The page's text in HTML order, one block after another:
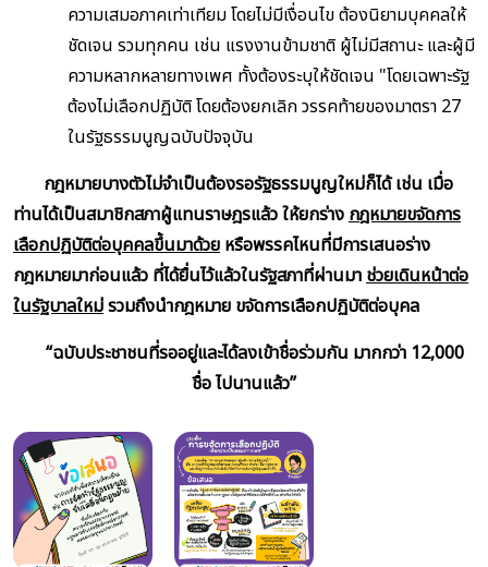
ความเสมอภาคเท่าเทียม โดยไม่มีเงื่อนไข ต้องนิยามบุคคลให้
ชัดเจน รวมทุกคน เช่น แรงงานข้ามชาติ ผู้ไม่มีสถานะ และผู้มี
ความหลากหลายทางเพศ ทั้งต้องระบุให้ชัดเจน "โดยเฉพาะรัฐ
ต้องไม่เลือกปฏิบัติ โดยต้องยกเลิก วรรคท้ายของมาตรา 27
ในรัฐธรรมนูญฉบับปัจจุบัน
กฎหมายบางตัวไม่จำเป็นต้องรอรัฐธรรมนูญใหม่ก็ได้ เช่น เมื่อ
ท่านได้เป็นสมาชิกสภาผู้แทนราษฎรแล้ว ให้ยกร่างกฎหมายขจัดการ
เลือกปฏิบัติต่อบุคคลขึ้นมาด้วย หรือพรรคไหนที่มีการเสนอร่าง
กฎหมายมาก่อนแล้ว ที่ได้ยื่นไว้แล้วในรัฐสภาที่ผ่านมาช่วยเดินหน้าต่อ
ในรัฐบาลใหม่รวมถึงนำกฎหมาย ขจัดการเลือกปฏิบัติต่อบุคล
“ฉบับประชาชนที่รออยู่และได้ลงเข้าชื่อร่วมกัน มากกว่า 12,000
ชื่อ ไปนานแล้ว”